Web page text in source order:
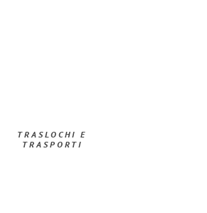
TRASLOCHI E
TRASPORTI​